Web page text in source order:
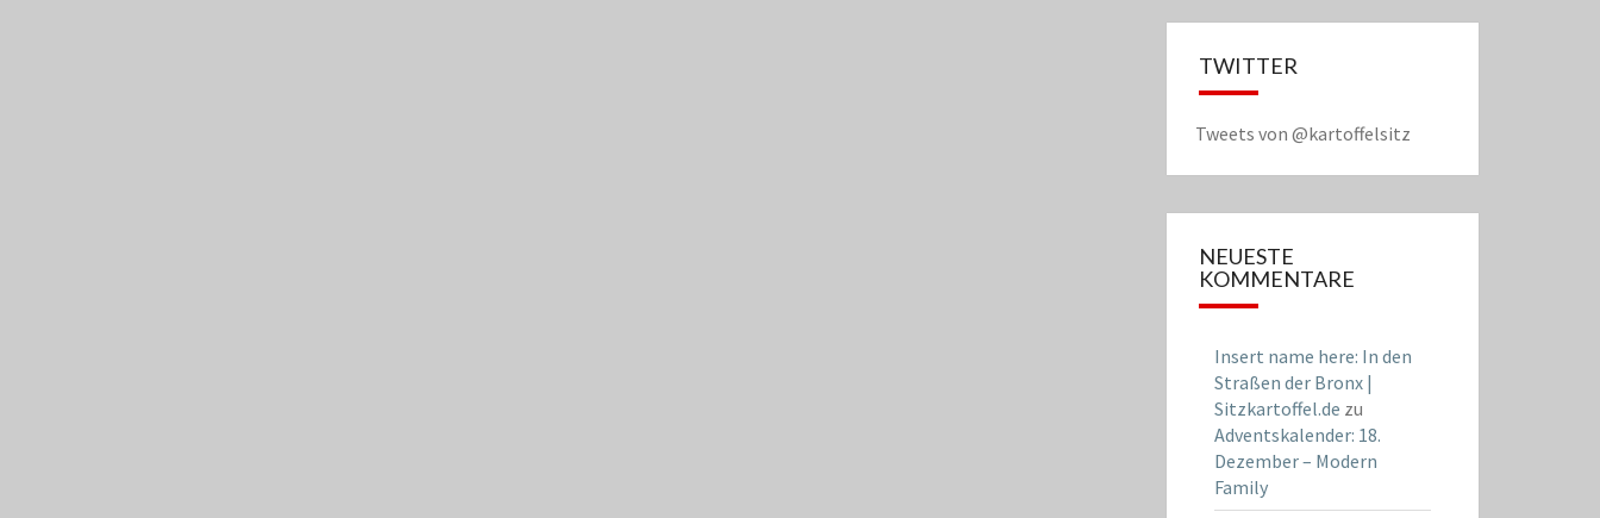
TWITTER
Tweets von @kartoffelsitz
NEUESTE
KOMMENTARE
Insert name here: In den
Straßen der Bronx |
Sitzkartoffel.de zu
Adventskalender: 18.
Dezember – Modern
Family